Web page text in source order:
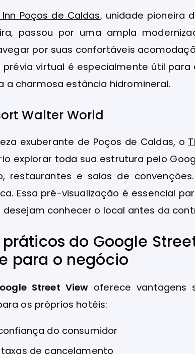
Poços de Caldas, unidade pioneira
passou por uma ampla
por suas confortáveis
prévia virtual é especialmente útil
a charmosa estância hidromineral.
Walter World
exuberante de Poços de Caldas, o
explorar toda sua estrutura pelo
restaurantes e salas de
Essa pré-visualização é essencial
conhecer o local antes da
do Google
para o negócio
Street View oferece vantagens
os próprios hotéis:
do consumidor
de cancelamento